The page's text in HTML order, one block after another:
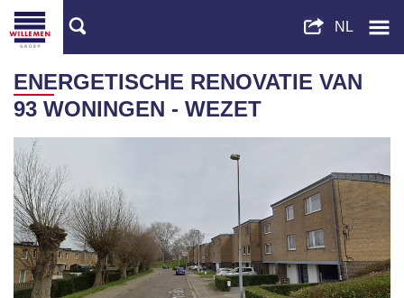
ENERGETISCHE RENOVATIE VAN
93 WONINGEN - WEZET